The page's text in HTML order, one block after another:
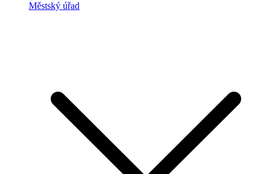
Městský úřad